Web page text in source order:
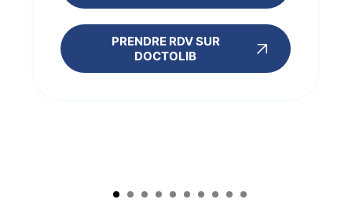
PRENDRE RDV SUR
DOCTOLIB